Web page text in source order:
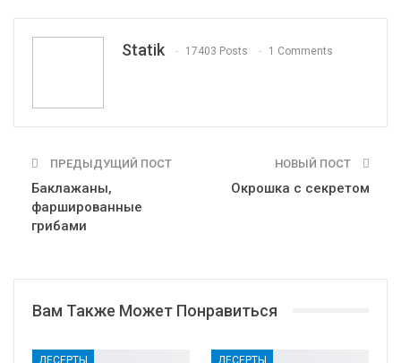
Statik 17403 Posts 1 Comments
ПРЕДЫДУЩИЙ ПОСТ
Баклажаны,
фаршированные
грибами
НОВЫЙ ПОСТ
Окрошка с секретом
Вам Также Может Понравиться
ДЕСЕРТЫ ДЕСЕРТЫ